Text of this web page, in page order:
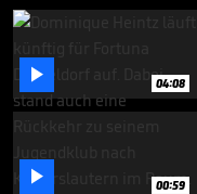
 04:08
 00:59